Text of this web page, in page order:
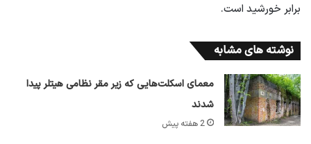
برابر خورشید است.
نوشته های مشابه
معمای اسکلت‌هایی که زیر مقر نظامی هیتلر پیدا
شدند
2 هفته پیش